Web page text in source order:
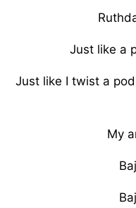
Just like a
Just like I twist a
My